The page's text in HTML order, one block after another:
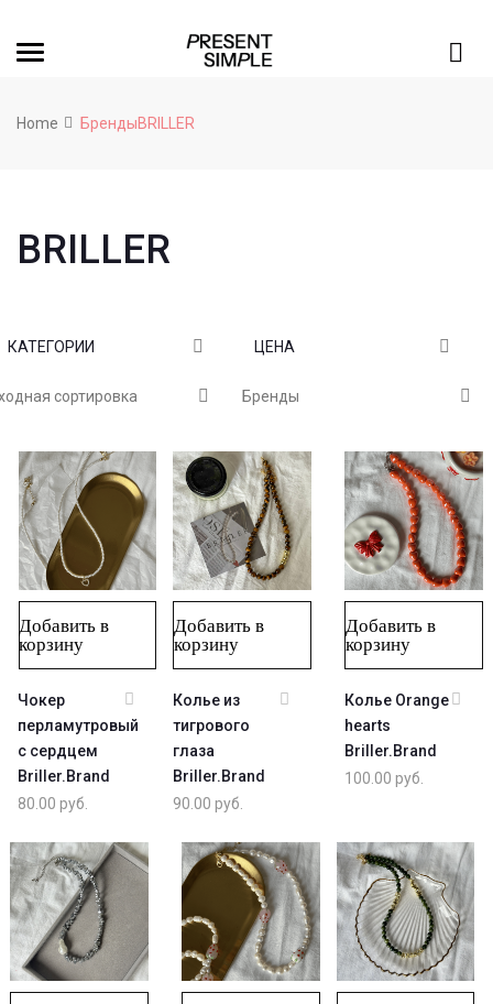
Home БрендыBRILLER
BRILLER
КАТЕГОРИИ ЦЕНА
Добавить в
корзину
Чокер
перламутровый
с сердцем
Briller.Brand
80.00руб.
Добавить в
корзину
Колье из
тигрового
глаза
Briller.Brand
90.00руб.
Добавить в
корзину
Колье Orange
hearts
Briller.Brand
100.00руб.